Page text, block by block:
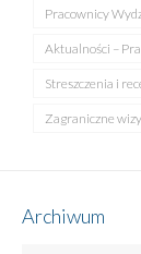
Pracownicy
Aktualności –
Streszczenia i
Zagraniczne
Archiwum